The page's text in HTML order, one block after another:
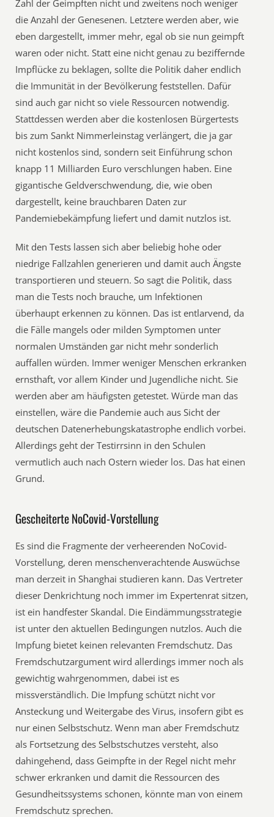
Zahl der Geimpften nicht und zweitens noch weniger
die Anzahl der Genesenen. Letztere werden aber, wie
eben dargestellt, immer mehr, egal ob sie nun geimpft
waren oder nicht. Statt eine nicht genau zu beziffernde
Impflücke zu beklagen, sollte die Politik daher endlich
die Immunität in der Bevölkerung feststellen. Dafür
sind auch gar nicht so viele Ressourcen notwendig.
Stattdessen werden aber die kostenlosen Bürgertests
bis zum Sankt Nimmerleinstag verlängert, die ja gar
nicht kostenlos sind, sondern seit Einführung schon
knapp 11 Milliarden Euro verschlungen haben. Eine
gigantische Geldverschwendung, die, wie oben
dargestellt, keine brauchbaren Daten zur
Pandemiebekämpfung liefert und damit nutzlos ist.
Mit den Tests lassen sich aber beliebig hohe oder
niedrige Fallzahlen generieren und damit auch Ängste
transportieren und steuern. So sagt die Politik, dass
man die Tests noch brauche, um Infektionen
überhaupt erkennen zu können. Das ist entlarvend, da
die Fälle mangels oder milden Symptomen unter
normalen Umständen gar nicht mehr sonderlich
auffallen würden. Immer weniger Menschen erkranken
ernsthaft, vor allem Kinder und Jugendliche nicht. Sie
werden aber am häufigsten getestet. Würde man das
einstellen, wäre die Pandemie auch aus Sicht der
deutschen Datenerhebungskatastrophe endlich vorbei.
Allerdings geht der Testirrsinn in den Schulen
vermutlich auch nach Ostern wieder los. Das hat einen
Grund.
Gescheiterte NoCovid-Vorstellung
Es sind die Fragmente der verheerenden NoCovid-
Vorstellung, deren menschenverachtende Auswüchse
man derzeit in Shanghai studieren kann. Das Vertreter
dieser Denkrichtung noch immer im Expertenrat sitzen,
ist ein handfester Skandal. Die Eindämmungsstrategie
ist unter den aktuellen Bedingungen nutzlos. Auch die
Impfung bietet keinen relevanten Fremdschutz. Das
Fremdschutzargument wird allerdings immer noch als
gewichtig wahrgenommen, dabei ist es
missverständlich. Die Impfung schützt nicht vor
Ansteckung und Weitergabe des Virus, insofern gibt es
nur einen Selbstschutz. Wenn man aber Fremdschutz
als Fortsetzung des Selbstschutzes versteht, also
dahingehend, dass Geimpfte in der Regel nicht mehr
schwer erkranken und damit die Ressourcen des
Gesundheitssystems schonen, könnte man von einem
Fremdschutz sprechen.